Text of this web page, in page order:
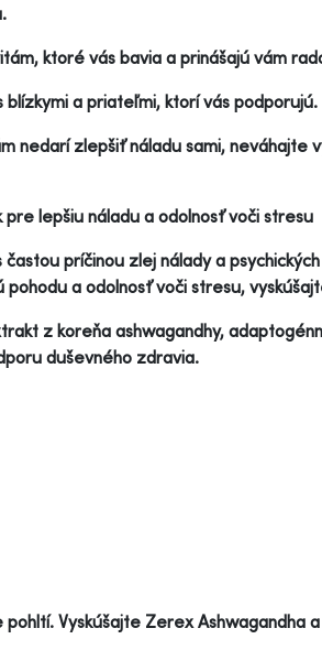
ktoré vás bavia a prinášajú vám
blízkymi a priateľmi, ktorí vás podporujú.
nedarí zlepšiť náladu sami, neváhajte
lepšiu náladu a odolnosť voči stresu
príčinou zlej nálady a
pohodu a odolnosť voči stresu,
z koreňa ashwagandhy,
duševného zdravia.
pohltí. Vyskúšajte Zerex Ashwagandha